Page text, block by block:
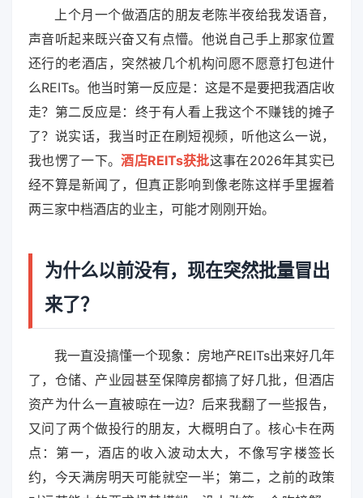
上个月一个做酒店的朋友老陈半夜给我发语音，
声音听起来既兴奋又有点懵。他说自己手上那家位置
还行的老酒店，突然被几个机构问愿不愿意打包进什
么REITs。他当时第一反应是：这是不是要把我酒店收
走？第二反应是：终于有人看上我这个不赚钱的摊子
了？说实话，我当时正在刷短视频，听他这么一说，
我也愣了一下。酒店REITs获批这事在2026年其实已
经不算是新闻了，但真正影响到像老陈这样手里握着
两三家中档酒店的业主，可能才刚刚开始。
为什么以前没有，现在突然批量冒出
来了？
我一直没搞懂一个现象：房地产REITs出来好几年
了，仓储、产业园甚至保障房都搞了好几批，但酒店
资产为什么一直被晾在一边？后来我翻了一些报告，
又问了两个做投行的朋友，大概明白了。核心卡在两
点：第一，酒店的收入波动太大，不像写字楼签长
约，今天满房明天可能就空一半；第二，之前的政策